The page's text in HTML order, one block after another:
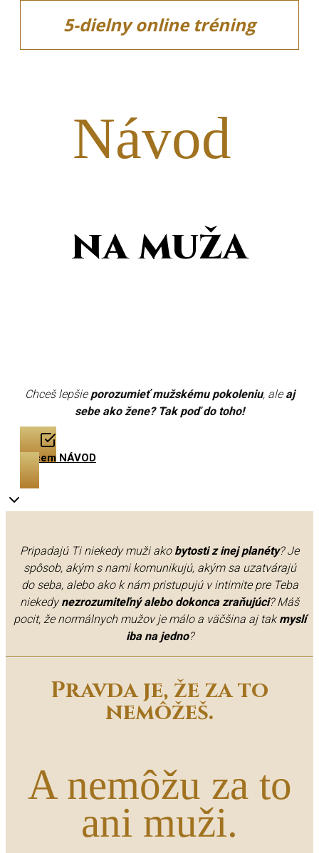
5-dielny online tréning
Návod
na muža
Chceš lepšie porozumieť mužskému pokoleniu, ale aj
sebe ako žene? Tak poď do toho!
Chcem NÁVOD
Pripadajú Ti niekedy muži ako bytosti z inej planéty? Je
spôsob, akým s nami komunikujú, akým sa uzatvárajú
do seba, alebo ako k nám pristupujú v intimite pre Teba
niekedynezrozumiteľnýalebo dokonca zraňujúci? Máš
pocit, že normálnych mužov je málo a väčšina aj takmyslí
iba na jedno?
Pravda je, že za to
nemôžeš.
A nemôžu za to
ani muži.